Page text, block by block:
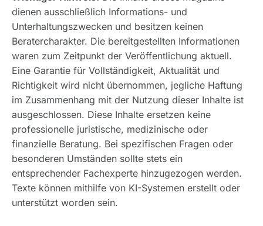
dienen ausschließlich Informations- und
Unterhaltungszwecken und besitzen keinen
Beratercharakter. Die bereitgestellten Informationen
waren zum Zeitpunkt der Veröffentlichung aktuell.
Eine Garantie für Vollständigkeit, Aktualität und
Richtigkeit wird nicht übernommen, jegliche Haftung
im Zusammenhang mit der Nutzung dieser Inhalte ist
ausgeschlossen. Diese Inhalte ersetzen keine
professionelle juristische, medizinische oder
finanzielle Beratung. Bei spezifischen Fragen oder
besonderen Umständen sollte stets ein
entsprechender Fachexperte hinzugezogen werden.
Texte können mithilfe von KI-Systemen erstellt oder
unterstützt worden sein.